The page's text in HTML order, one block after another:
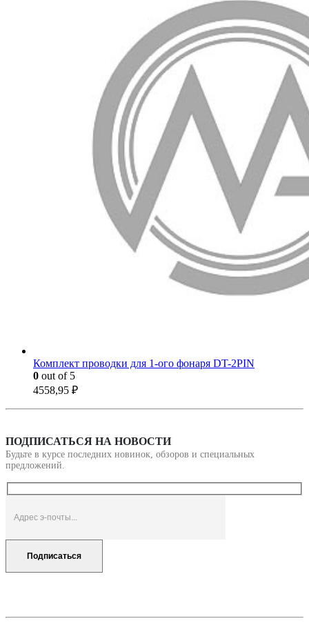
Комплект проводки для 1-ого фонаря DT-2PIN
0 out of 5
4558,95 ₽
ПОДПИСАТЬСЯ НА НОВОСТИ
Будьте в курсе последних новинок, обзоров и специальных
предложений.